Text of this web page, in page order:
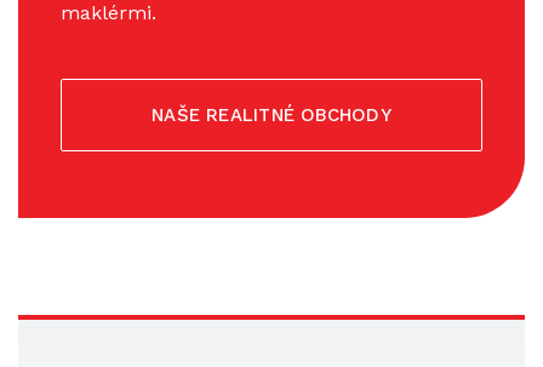
maklérmi.
NAŠE REALITNÉ OBCHODY